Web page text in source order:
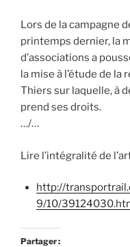
Lors de la campagne
printemps dernier, la
d’associations a
la mise à l’étude de
Thiers sur laquelle, à
prend ses droits.
…/…
Lire l’intégralité de
http://
9/10/
Partager :